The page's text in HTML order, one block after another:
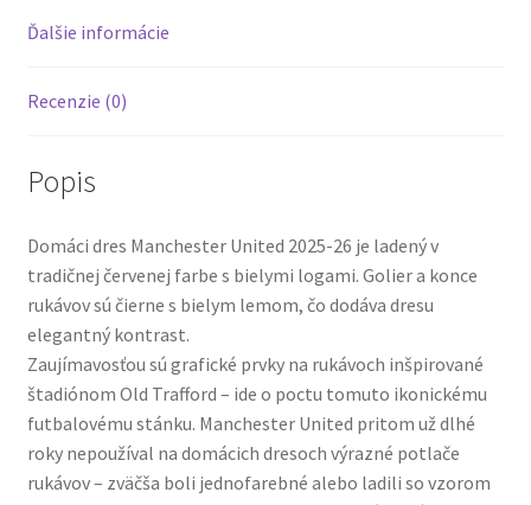
Ďalšie informácie
Recenzie (0)
Popis
Domáci dres Manchester United 2025-26 je ladený v
tradičnej červenej farbe s bielymi logami. Golier a konce
rukávov sú čierne s bielym lemom, čo dodáva dresu
elegantný kontrast.
Zaujímavosťou sú grafické prvky na rukávoch inšpirované
štadiónom Old Trafford – ide o poctu tomuto ikonickému
futbalovému stánku. Manchester United pritom už dlhé
roky nepoužíval na domácich dresoch výrazné potlače
rukávov – zväčša boli jednofarebné alebo ladili so vzorom